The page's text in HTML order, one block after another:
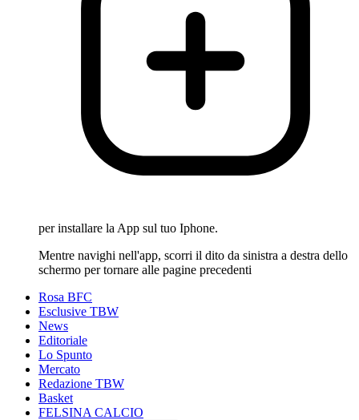
per installare la App sul tuo Iphone.
Mentre navighi nell'app, scorri il dito da sinistra a destra dello
schermo per tornare alle pagine precedenti
Rosa BFC
Esclusive TBW
News
Editoriale
Lo Spunto
Mercato
Redazione TBW
Basket
FELSINA CALCIO